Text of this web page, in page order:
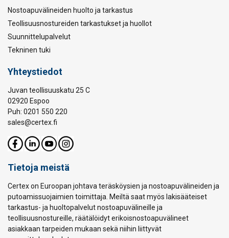
Nostoapuvälineiden huolto ja tarkastus
Teollisuusnostureiden tarkastukset ja huollot
Suunnittelupalvelut
Tekninen tuki
Yhteystiedot
Juvan teollisuuskatu 25 C
02920 Espoo
Puh: 0201 550 220
sales@certex.fi
Tietoja meistä
Certex on Euroopan johtava teräsköysien ja nostoapuvälineiden ja
putoamissuojaimien toimittaja. Meiltä saat myös lakisääteiset
tarkastus- ja huoltopalvelut nostoapuvälineille ja
teollisuusnostureille, räätälöidyt erikoisnostoapuvälineet
asiakkaan tarpeiden mukaan sekä niihin liittyvät